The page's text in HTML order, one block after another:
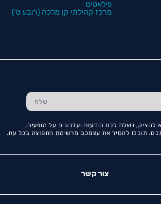
פילאטיס
מרכז קהילתי קן מלכה (רובע ט')
להציק, נשלח לכם הודעות ועדכונים על מופעים,
אתכם. תוכלו להסיר את עצמכם מרשימת התפוצה בכל עת.
צור קשר